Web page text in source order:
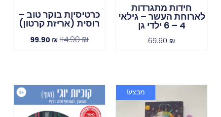
חידות מתגרדות
לארוחת העשר – גילאי
4 – 6 ילדי גן
69.90 ₪
כרטיסיות בוקר טוב –
רוסית (אריזת קרטון)
114.90₪
99.90 ₪
מבצע!